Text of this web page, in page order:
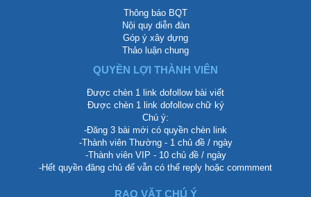
Thông báo BQT
Nội quy diễn đàn
Góp ý xây dựng
Thảo luận chung
QUYỀN LỢI THÀNH VIÊN
Được chèn 1 link dofollow bài viết
Được chèn 1 link dofollow chữ ký
Chú ý:
-Đăng 3 bài mới có quyền chèn link
-Thành viên Thường - 1 chủ đề / ngày
-Thành viên VIP - 10 chủ đề / ngày
-Hết quyền đăng chủ để vẫn có thể reply hoặc commment
RAO VẶT CHÚ Ý